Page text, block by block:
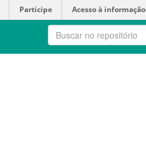
Participe Acesso à informação